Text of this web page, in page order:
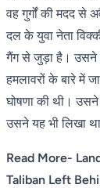
वह गुर्गों की मदद से
दल के युवा नेता
गैंग से जुड़ा है। उसने
हमलावरों के बारे में
घोषणा की थी। उसने
उसने यह भी लिखा
Read More-
Taliban Left